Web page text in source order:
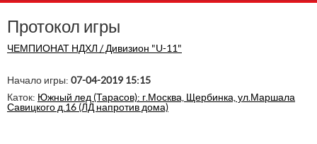
Протокол игры
ЧЕМПИОНАТ НДХЛ / Дивизион "U-11"
Начало игры: 07-04-2019 15:15
Каток: Южный лед (Тарасов): г.Москва, Щербинка, ул.Маршала
Савицкого д.16 (ЛД напротив дома)